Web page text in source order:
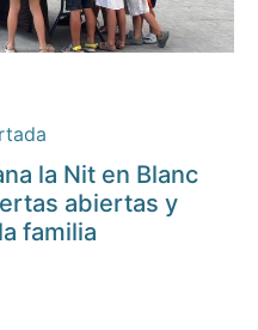
la Nit en Blanc
abiertas y
familia